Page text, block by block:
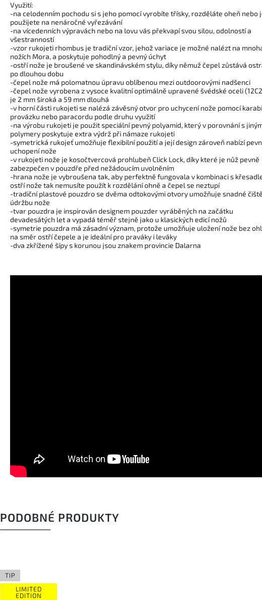
Využití:
-na celodenním pochodu si s jeho pomocí vyrobíte třísky, rozděláte oheň nebo
použijete na nenáročné vyřezávání
-na vícedenních výpravách nebo na lovu vás překvapí svou silou, odolností a
všestranností
-vzor rukojeti rhombus je tradiční vzor, jehož variace je možné nalézt na
nožích Mora, a poskytuje pohodlný a pevný úchyt
-ostří nože je broušené ve skandinávském stylu, díky němuž čepel zůstává
po dlouhou dobu
-čepel nože má polomatnou úpravu oblíbenou mezi outdoorovými nadšenci
-čepel nože vyrobena z vysoce kvalitní optimálně upravené švédské oceli
je 2 mm široká a 59 mm dlouhá
-v horní části rukojeti se nalézá závěsný otvor pro uchycení nože pomocí
provázku nebo paracordu podle druhu využití
-na výrobu rukojeti je použit speciální pevný polyamid, který v porovnání s
polymery poskytuje extra výdrž při námaze rukojeti
-symetrická rukojeť umožňuje flexibilní použití a její design zároveň nabízí
uchopení nože
-v rukojeti nože je kosočtvercová prohlubeň Click Lock, díky které je nůž pevně
zabezpečen v pouzdře před nežádoucím uvolněním
-hrana nože je vybroušena tak, aby perfektně fungovala v kombinaci s
ostří nože tak nemusíte použít k rozdělání ohně a čepel se neztupí
-tradiční plastové pouzdro se dvěma odtokovými otvory umožňuje snadné
údržbu nože
-tvar pouzdra je inspirován designem pouzder vyráběných na začátku
devadesátých let a vypadá téměř stejně jako u klasických edicí nožů
-symetrie pouzdra má zásadní význam, protože umožňuje uložení nože bez
na směr ostří čepele a je ideální pro praváky i leváky
-dva zkřížené šípy s korunou jsou znakem provincie Dalarna
PODOBNÉ PRODUKTY